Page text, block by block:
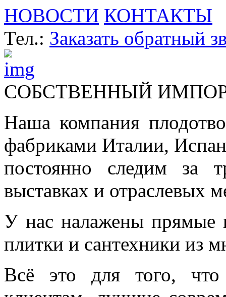
НОВОСТИ КОНТАКТЫ
Тел.: Заказать обратный
СОБСТВЕННЫЙ
Наша компания
фабриками Италии,
постоянно следим за
выставках и отраслевых
У нас налажены прямые
плитки и сантехники из
Всё это для того,